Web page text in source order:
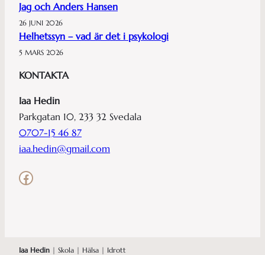
Jag och Anders Hansen
26 JUNI 2026
Helhetssyn – vad är det i psykologi
5 MARS 2026
KONTAKTA
Iaa Hedin
Parkgatan 10, 233 32 Svedala
0707-15 46 87
iaa.hedin@gmail.com
Facebook
Iaa Hedin | Skola | Hälsa | Idrott